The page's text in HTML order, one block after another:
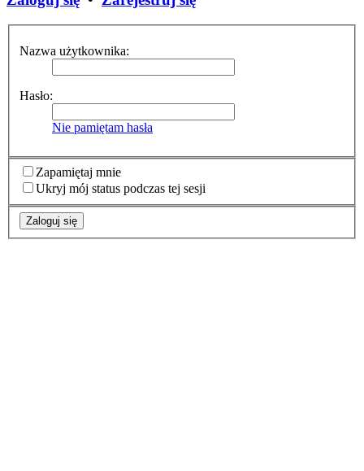
Nazwa użytkownika:
Hasło:
Nie pamiętam hasła
Zapamiętaj mnie
Ukryj mój status podczas tej sesji